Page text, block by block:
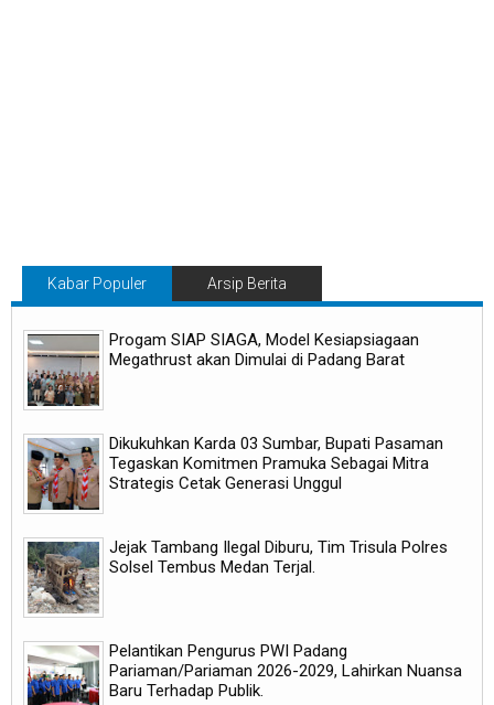
Kabar Populer Arsip Berita
Progam SIAP SIAGA, Model Kesiapsiagaan
Megathrust akan Dimulai di Padang Barat
Dikukuhkan Karda 03 Sumbar, Bupati Pasaman
Tegaskan Komitmen Pramuka Sebagai Mitra
Strategis Cetak Generasi Unggul
Jejak Tambang Ilegal Diburu, Tim Trisula Polres
Solsel Tembus Medan Terjal.
Pelantikan Pengurus PWI Padang
Pariaman/Pariaman 2026-2029, Lahirkan Nuansa
Baru Terhadap Publik.